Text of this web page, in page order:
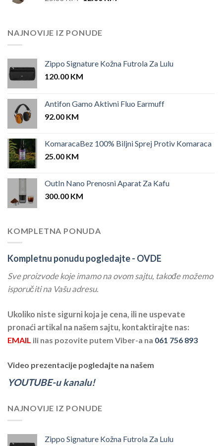
25.00 KM.
NAJNOVIJE IZ PONUDE
Zippo Signature Kožna Futrola Za Lulu
120.00 KM
Antifon Gamo Aktivni Fluo Earmuff
92.00 KM
KomaracaBez 100% Biljni Sprej Protiv Komaraca
25.00 KM
OutIn Nano Prenosni Aparat Za Kafu
300.00 KM
KOMPLETNA PONUDA
Kompletnu ponudu pogledajte - OVDE
Sve proizvode koje imamo na ovom sajtu, takođe možemo
isporučiti na Vašu adresu.
Ukoliko niste sigurni koja je cena, ili ne uspevate
pronaći artikal na našem sajtu, kontaktirajte nas:
EMAIL ili nas pozovite putem Viber-a na 061 756 893
Video prezentacije pogledajte na našem
YOUTUBE-u kanalu!
NAJNOVIJE IZ PONUDE
Zippo Signature Kožna Futrola Za Lulu